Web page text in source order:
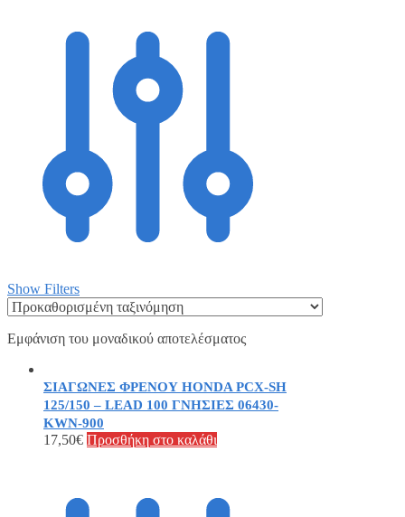
Show Filters
Εμφάνιση του μοναδικού αποτελέσματος
ΣΙΑΓΩΝΕΣ ΦΡΕΝΟΥ HONDA PCX-SH
125/150 – LEAD 100 ΓΝΗΣΙΕΣ 06430-
KWN-900
17,50€ Προσθήκη στο καλάθι